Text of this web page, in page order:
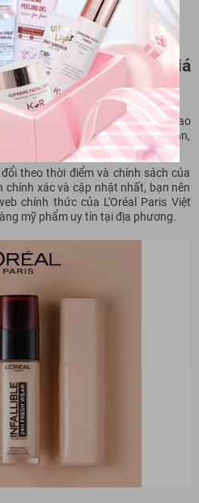
Foundation được nhiều người
giá cao
Wear Foundation giá
Fresh Wear Foundation có giá dao
đồng tùy thuộc vào nơi bán,
tích sản phẩm.
theo thời điểm và chính sách của
xác và cập nhật nhất, bạn nên
chính thức của L'Oréal Paris Việt
mỹ phẩm uy tín tại địa phương.